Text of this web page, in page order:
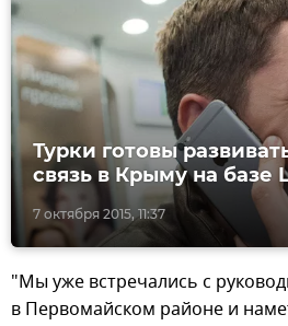
7 октября 2015, 11:37
Турки готовы
связь в Крыму на базе
"Мы уже встречались с
в Первомайском районе и